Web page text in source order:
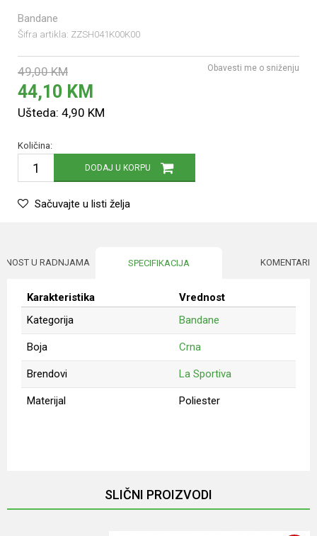
Bandane
Šifra artikla: ZZSH041K00K00
49,00 KM
44,10 KM
Ušteda: 4,90 KM
Obavesti me o sniženju
Količina:
DODAJ U KORPU
Sačuvajte u listi želja
U RADNJAMA SPECIFIKACIJA KOMENTARI
Karakteristika
Vrednost
Kategorija
Bandane
Boja Crna
Brendovi La Sportiva
Materijal Poliester
SLIČNI PROIZVODI